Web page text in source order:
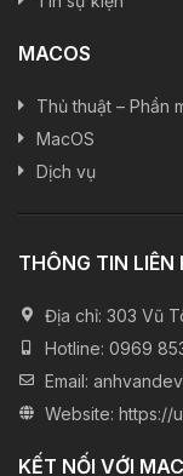
MACOS
Thủ thuật – Phần
MacOS
Dịch vụ
THÔNG TIN LIÊN
Địa chỉ: 303 Vũ
Hotline: 0969
Email:
Website: https://
KẾT NỐI VỚI